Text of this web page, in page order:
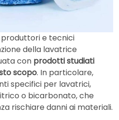
produttori e tecnici
della lavatrice
con prodotti studiati
scopo. In particolare,
specifici per lavatrici,
o bicarbonato, che
rischiare danni ai materiali.